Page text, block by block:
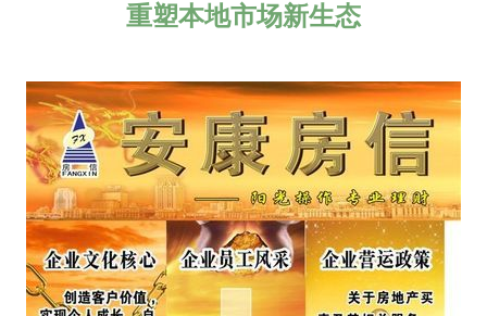
重塑本地市场新生态